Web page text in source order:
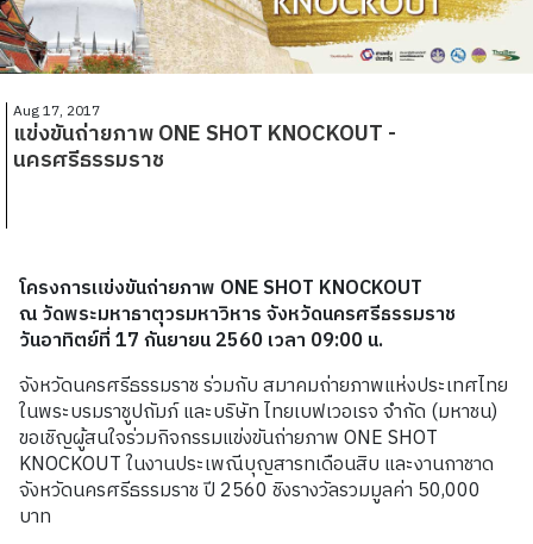
Aug 17, 2017
แข่งขันถ่ายภาพ ONE SHOT KNOCKOUT -
นครศรีธรรมราช
โครงการแข่งขันถ่ายภาพ ONE SHOT KNOCKOUT
ณวัดพระมหาธาตุวรมหาวิหารจังหวัดนครศรีธรรมราช
วันอาทิตย์ที่17กันยายน2560เวลา 09:00น.
จังหวัดนครศรีธรรมราช ร่วมกับ สมาคมถ่ายภาพแห่งประเทศไทย
ในพระบรมราชูปถัมภ์ และบริษัทไทยเบฟเวอเรจจำกัด (มหาชน)
ขอเชิญผู้สนใจร่วมกิจกรรมแข่งขันถ่ายภาพONE SHOT
KNOCKOUTในงานประเพณีบุญสารทเดือนสิบ และงานกาชาด
จังหวัดนครศรีธรรมราช ปี 2560 ชิงรางวัลรวมมูลค่า 50,000
บาท